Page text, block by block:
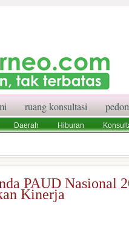
ruang konsultasi
Daerah Hiburan
PAUD Nasional
Kinerja